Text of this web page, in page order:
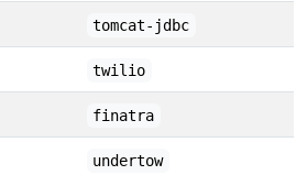
tomcat-jdbc
twilio
finatra
undertow